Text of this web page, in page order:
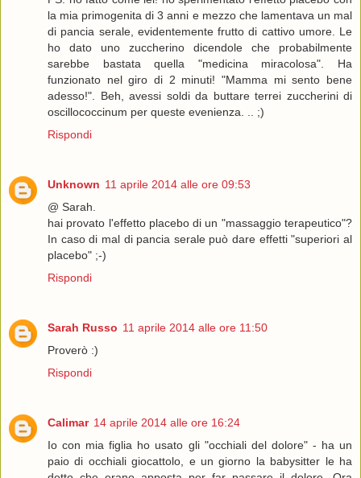
la mia primogenita di 3 anni e mezzo che lamentava un mal
di pancia serale, evidentemente frutto di cattivo umore. Le
ho dato uno zuccherino dicendole che probabilmente
sarebbe bastata quella "medicina miracolosa". Ha
funzionato nel giro di 2 minuti! "Mamma mi sento bene
adesso!". Beh, avessi soldi da buttare terrei zuccherini di
oscillococcinum per queste evenienza. .. ;)
Rispondi
Unknown 11 aprile 2014 alle ore 09:53
@ Sarah.
hai provato l'effetto placebo di un "massaggio terapeutico"?
In caso di mal di pancia serale può dare effetti "superiori al
placebo" ;-)
Rispondi
Sarah Russo 11 aprile 2014 alle ore 11:50
Proverò :)
Rispondi
Calimar 14 aprile 2014 alle ore 16:24
Io con mia figlia ho usato gli "occhiali del dolore" - ha un
paio di occhiali giocattolo, e un giorno la babysitter le ha